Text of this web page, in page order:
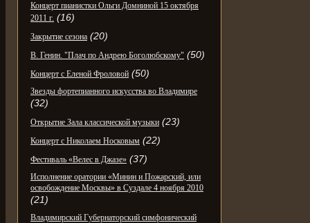
Концерт пианистки Ольги Домниной 15 октября
2011 г. (16)
Закрытие сезона (20)
В. Генин. "Плач по Андрею Боголюбскому" (50)
Концерт с Еленой Фроловой (50)
Звезды фортепианного искусства во Владимире
(32)
Открытие Зала классической музыки (23)
Концерт с Николаем Носковым (22)
Фестиваль «Велес в Джазе» (37)
Исполнение оратории «Минин и Пожарский, или
освобождение Москвы» в Суздале 4 ноября 2010
(21)
Владимирский Губернаторский симфонический